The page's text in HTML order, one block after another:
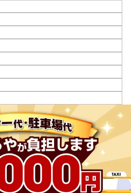
」はどうやって決まりますか？
がポイント？日によって買取価格
すか？